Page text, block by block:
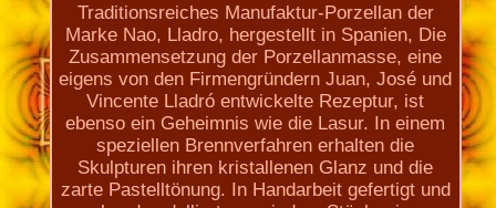
Traditionsreiches Manufaktur-Porzellan der
Marke Nao, Lladro, hergestellt in Spanien, Die
Zusammensetzung der Porzellanmasse, eine
eigens von den Firmengründern Juan, José und
Vincente Lladró entwickelte Rezeptur, ist
ebenso ein Geheimnis wie die Lasur. In einem
speziellen Brennverfahren erhalten die
Skulpturen ihren kristallenen Glanz und die
zarte Pastelltönung. In Handarbeit gefertigt und